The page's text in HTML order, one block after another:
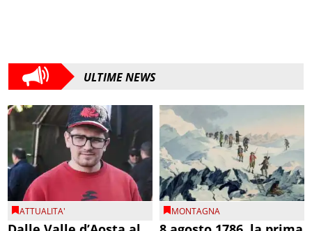
ULTIME NEWS
ATTUALITA' MONTAGNA